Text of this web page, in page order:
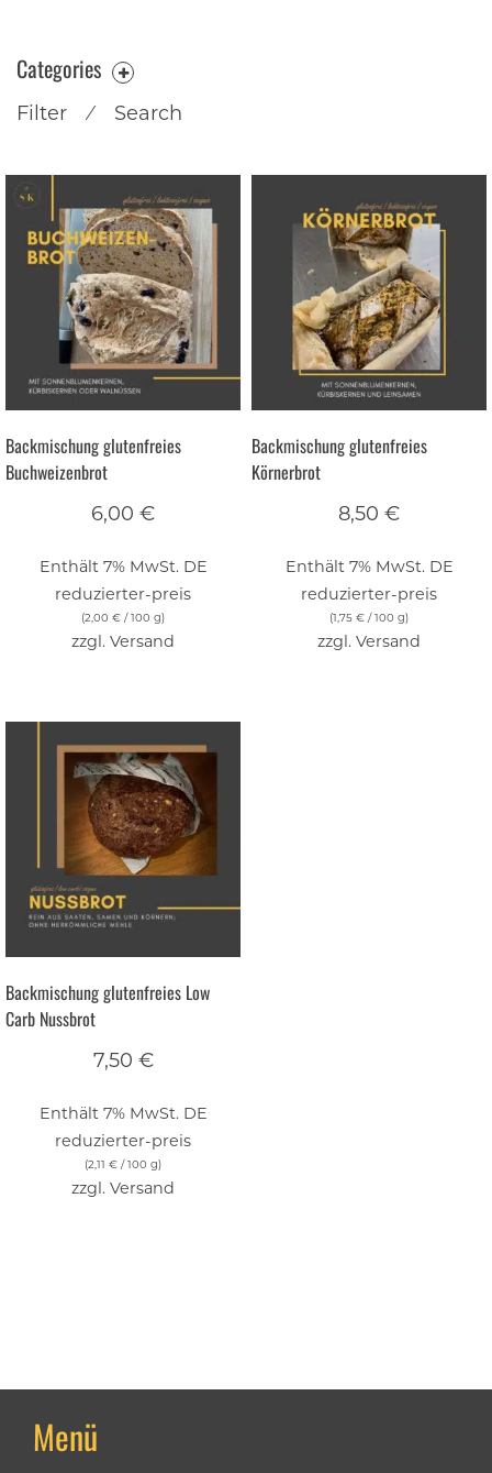
Categories
Filter ⁄ Search
Backmischung glutenfreies
Buchweizenbrot
6,00 €
Enthält 7% MwSt. DE
reduzierter-preis
(2,00 € / 100 g)
zzgl. Versand
Backmischung glutenfreies
Körnerbrot
8,50 €
Enthält 7% MwSt. DE
reduzierter-preis
(1,75 € / 100 g)
zzgl. Versand
Backmischung glutenfreies Low
Carb Nussbrot
7,50 €
Enthält 7% MwSt. DE
reduzierter-preis
(2,11 € / 100 g)
zzgl. Versand
Menü